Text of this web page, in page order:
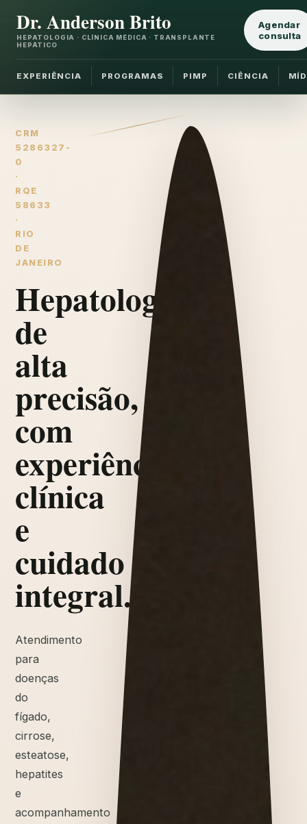
Dr. Anderson Brito
HEPATOLOGIA · CLÍNICA MÉDICA · TRANSPLANTE
HEPÁTICO
EXPERIÊNCIA PROGRAMAS PIMP CIÊNCIA
Agendar
consulta
CRM
5286327-
0
·
RQE
58633
·
RIO
DE
JANEIRO
Hepatologia
de
alta
precisão,
com
experiência
clínica
e
cuidado
integral.
Atendimento
para
doenças
do
fígado,
cirrose,
esteatose,
hepatites
e
acompanhamento